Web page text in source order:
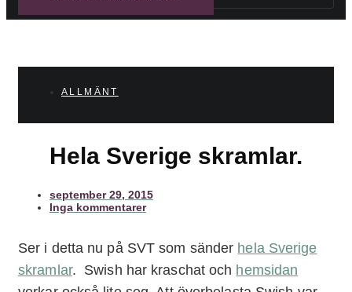
ALLMÄNT
Hela Sverige skramlar.
september 29, 2015
Inga kommentarer
Ser i detta nu på SVT som sänder hela Sverige
skramlar. Swish har kraschat och hemsidan